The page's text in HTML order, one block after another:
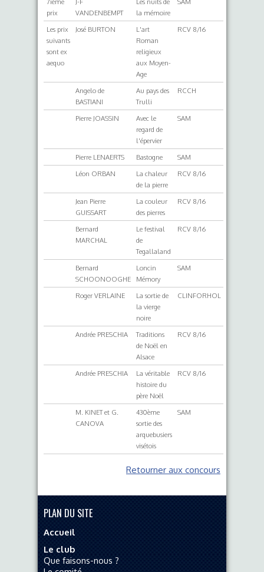
prix
VANDENBEMPT
la mémoire
Les prix
suivants
sont ex
aequo
José BURTON
L'art
Roman
religieux
aux Moyen-
Age
RCV 8/16
Angelo de
BASTIANI
Au pays des
Trulli
RCCH
Pierre JOASSIN
Avec le
regard de
l'épervier
SAM
Pierre LENAERTS Bastogne
SAM
Léon ORBAN
La chaleur
de la pierre
RCV 8/16
Jean Pierre
GUISSART
La couleur
des pierres
RCV 8/16
Bernard
MARCHAL
Le festival
de
Tegallaland
RCV 8/16
Bernard
SCHOONOOGHE
Loncin
Mémory
SAM
Roger VERLAINE
La sortie de
la vierge
noire
CLINFORHOL
Andrée PRESCHIA
Traditions
de Noël en
Alsace
RCV 8/16
Andrée PRESCHIA
La véritable
histoire du
père Noël
RCV 8/16
M. KINET et G.
CANOVA
430ème
sortie des
arquebusiers
visétois
SAM
Retourner aux concours
PLAN DU SITE
Accueil
Le club
Que faisons-nous ?